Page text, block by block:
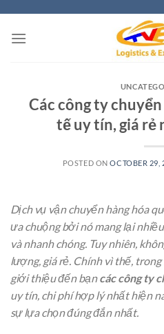
content
Các công ty
tế uy tín, giá rẻ
POSTED ONOCTOBER 29,
Dịch vụ vận chuyển hàng hóa
ưa chuộng bởi nó mang lại
và nhanh chóng. Tuy nhiên,
lượng, giá rẻ. Chính vì thế,
giới thiệu đến bạncác công ty
uy tín, chi phí hợp lý nhất hiện
sự lựa chọn đúng đắn nhất.